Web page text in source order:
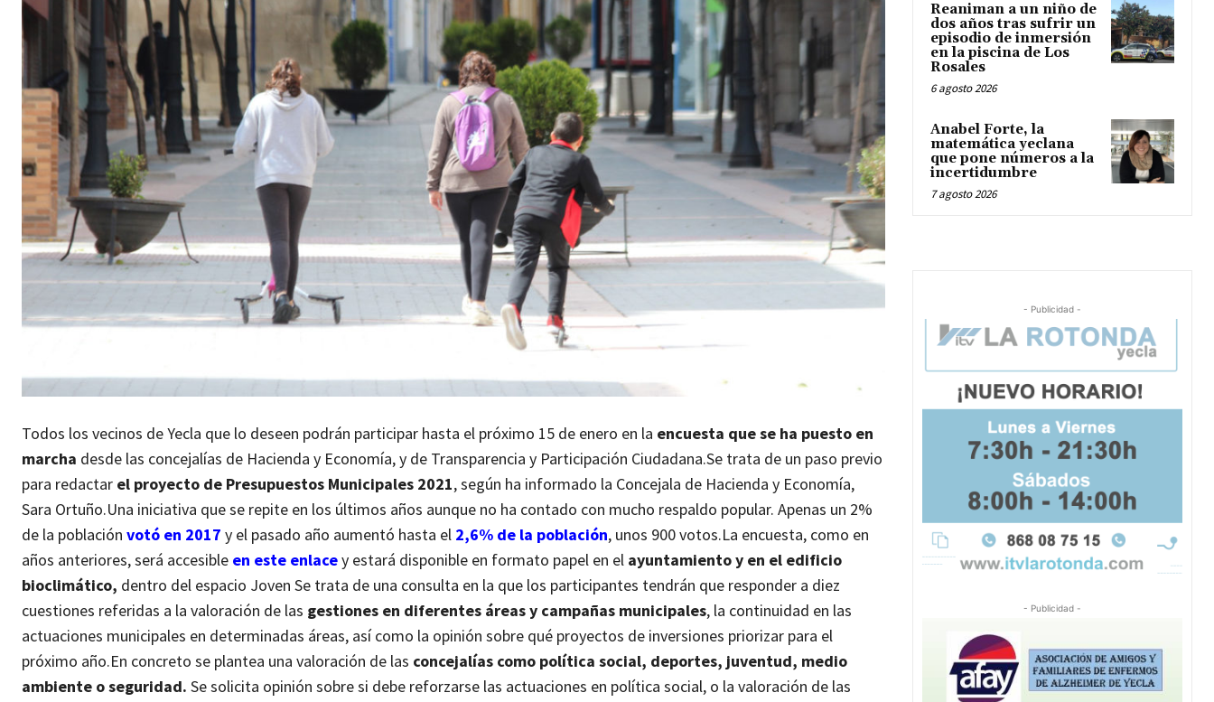
Todos los vecinos de Yecla que lo deseen podrán participar hasta el próximo 15 de enero en la encuesta que se ha puesto en
marcha desde las concejalías de Hacienda y Economía, y de Transparencia y Participación Ciudadana.Se trata de un paso previo
para redactar el proyecto de Presupuestos Municipales 2021, según ha informado la Concejala de Hacienda y Economía,
Sara Ortuño.Una iniciativa que se repite en los últimos años aunque no ha contado con mucho respaldo popular. Apenas un 2%
de la población votó en 2017 y el pasado año aumentó hasta el 2,6% de la población, unos 900 votos.La encuesta, como en
años anteriores, será accesible en este enlacey estará disponible en formato papel en el ayuntamiento y en el edificio
bioclimático, dentro del espacio Joven Se trata de una consulta en la que los participantes tendrán que responder a diez
cuestiones referidas a la valoración de las gestiones en diferentes áreas y campañas municipales, la continuidad en las
actuaciones municipales en determinadas áreas, así como la opinión sobre qué proyectos de inversiones priorizar para el
próximo año.En concreto se plantea una valoración de las concejalías como política social, deportes, juventud, medio
ambiente o seguridad. Se solicita opinión sobre si debe reforzarse las actuaciones en política social, o la valoración de las
Reaniman a un niño de
dos años tras sufrir un
episodio de inmersión
en la piscina de Los
Rosales
6 agosto 2026
Anabel Forte, la
matemática yeclana
que pone números a la
incertidumbre
7 agosto 2026
- Publicidad -
- Publicidad -